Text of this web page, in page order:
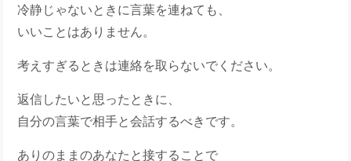
冷静じゃないときに言葉を連ねても、
いいことはありません。
考えすぎるときは連絡を取らないでください。
返信したいと思ったときに、
自分の言葉で相手と会話するべきです。
ありのままのあなたと接することで